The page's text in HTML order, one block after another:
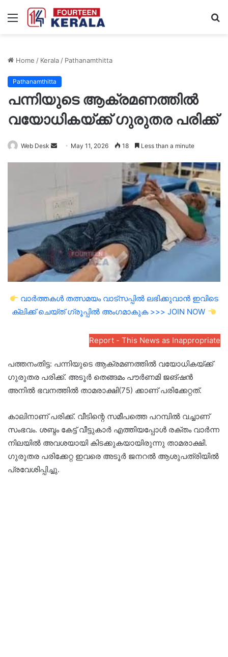
Menu
Home / Kerala/ Pathanamthitta
Pathanamthitta
പന്നിയുടെ ആക്രമണത്തിൽ
വയോധികയ്ക്ക് ഗുരുതര പരിക്ക്
Web Desk
Send May 11, 2026 18 Less than a minute
വാർത്തകൾ തത്സമയം വാട്സപ്പിൽ ലഭിക്കുവാൻ ഇവിടെ
ക്ലിക്ക് ചെയ്ത് ഗ്രൂപ്പിൽ അംഗമാകുക >>> JOIN NOW
Report - This News as Inappropriate
പത്തനംതിട്ട: പന്നിയുടെ ആക്രമണത്തിൽ വയോധികയ്ക്ക്
ഗുരുതര പരിക്ക്. അടൂർ തെങ്ങമം പൗർണമി ജങ്ഷൻ
അനിൽ ഭവനത്തിൽ താമരാക്ഷി(75) ക്കാണ് പരിക്കേറ്റത്.
കാലിനാണ് പരിക്ക്. വീടിന്റെ സമീപത്തെ പറമ്പിൽ വച്ചാണ്
സംഭവം. ശബ്ദം കേട്ട് വീട്ടുകാർ എത്തിയപ്പോൾ രക്തം വാർന്ന
നിലയിൽ അവശയായി കിടക്കുകയായിരുന്നു താമരാക്ഷി.
ഗുരുതര പരിക്കേറ്റ ഇവരെ അടൂർ ജനറൽ ആശുപത്രിയിൽ
പ്രവേശിപ്പിച്ചു.